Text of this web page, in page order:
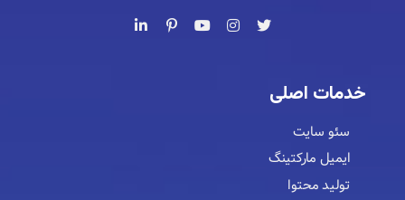
خدمات اصلی
سئو سایت
ایمیل مارکتینگ
تولید محتوا